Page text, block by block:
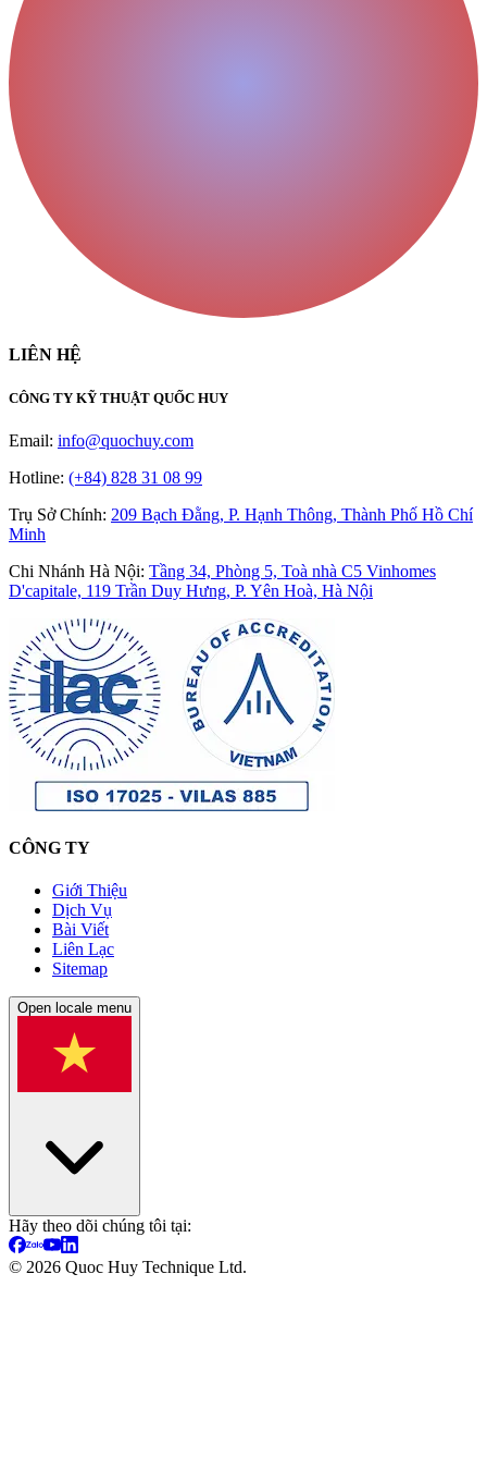
LIÊN HỆ
CÔNG TY KỸ THUẬT QUỐC HUY
Email: info@quochuy.com
Hotline: (+84) 828 31 08 99
Trụ Sở Chính: 209 Bạch Đằng, P. Hạnh Thông, Thành Phố Hồ Chí
Minh
Chi Nhánh Hà Nội: Tầng 34, Phòng 5, Toà nhà C5 Vinhomes
D'capitale, 119 Trần Duy Hưng, P. Yên Hoà, Hà Nội
CÔNG TY
Giới Thiệu
Dịch Vụ
Bài Viết
Liên Lạc
Sitemap
Open locale menu
Hãy theo dõi chúng tôi tại:
© 2026 Quoc Huy Technique Ltd.